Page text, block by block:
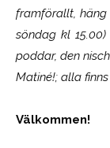
framförallt,
söndag kl
poddar, den
Matiné!; alla
Välkommen!